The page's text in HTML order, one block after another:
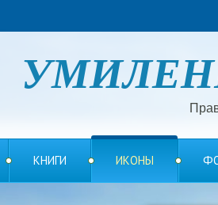
КНИГИ ИКОНЫ